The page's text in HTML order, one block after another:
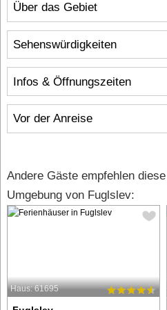
Über das Gebiet
Infos & Öffnungszeiten
Vor der Anreise
Sehenswürdigkeiten
Andere Gäste empfehlen
Umgebung von Fuglslev:
Haus: 61695